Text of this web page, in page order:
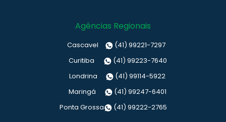
Agências Regionais
Cascavel
(41) 99221-7297
Curitiba
(41) 99223-7640
Londrina
(41) 99114-5922
Maringá
(41) 99247-6401
Ponta Grossa
(41) 99222-2765